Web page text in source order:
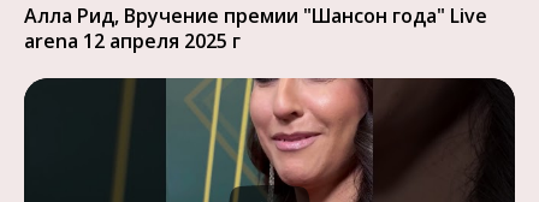
Алла Рид, Вручение премии "Шансон года" Live
arena 12 апреля 2025 г